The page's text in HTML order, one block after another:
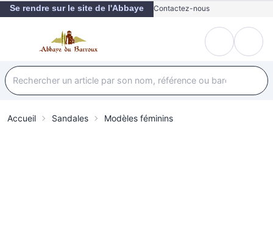
Se rendre sur le site de l'Abbaye Contactez-nous
Accueil Sandales Modèles féminins